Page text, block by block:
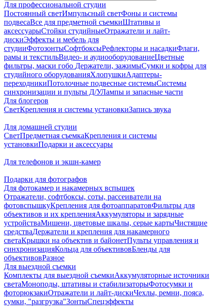
Для профессиональной студии
Постоянный светИмпульсный светФоны и системы
подвесаВсе для предметной съемкиШтативы и
аксессуарыСтойки студийныеОтражатели и лайт-
дискиЭффекты и мебель для
студииФотозонтыСофтбоксыРефлекторы и насадкиФлаги,
рамы и текстильВидео- и аудиооборудованиеЦветные
фильтры, маски гобо Держатели, зажимыСумки и кофры для
студийного оборудованияХлопушкиАдаптеры-
переходникиПотолочные подвесные системыСистемы
синхронизации и пульты Д/УЛампы и запасные части
Для блогеров
СветКрепления и системы установкиЗапись звука
Для домашней студии
СветПредметная съемкаКрепления и системы
установкиПодарки и аксессуары
Для телефонов и экшн-камер
Подарки для фотографов
Для фотокамер и накамерных вспышек
Отражатели, софтбоксы, соты, рассеиватели на
фотовспышкуКрепления для фотоаппаратовФильтры для
объективов и их крепленияАккумуляторы и зарядные
устройстваМишени, цветовые шкалы, серые картыЧистящие
средстваДержатели и крепления для накамерного
светаКрышки на объектив и байонетПульты управления и
синхронизацияКольца для объективовБленды для
объективовРазное
Для выездной съемки
Комплекты для выездной съемкиАккумуляторные источники
светаМоноподы, штативы и стабилизаторыФотосумки и
фоторюкзакиОтражатели и лайт-дискиЧехлы, ремни, пояса,
сумки, "разгрузка"ЗонтыСпецэффекты